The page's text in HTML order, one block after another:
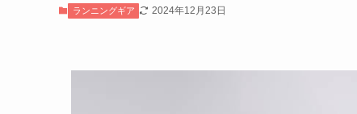
ランニングギア 2024年12月23日